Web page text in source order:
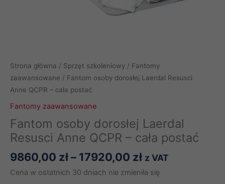
Strona główna / Sprzęt szkoleniowy / Fantomy
zaawansowane / Fantom osoby dorosłej Laerdal Resusci
Anne QCPR – cała postać
Fantomy zaawansowane
Fantom osoby dorosłej Laerdal
Resusci Anne QCPR – cała postać
9860,00 zł– 17920,00 złZakres
cen:
z VAT
Cena w ostatnich 30 dniach nie zmieniła się